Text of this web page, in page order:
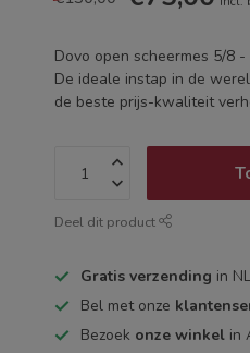
Dovo open scheermes 5/8
De ideale instap in de
de beste prijs-kwaliteit
Deel dit product
Gratis verzending in
Bel met onze
Bezoek onze winkel in